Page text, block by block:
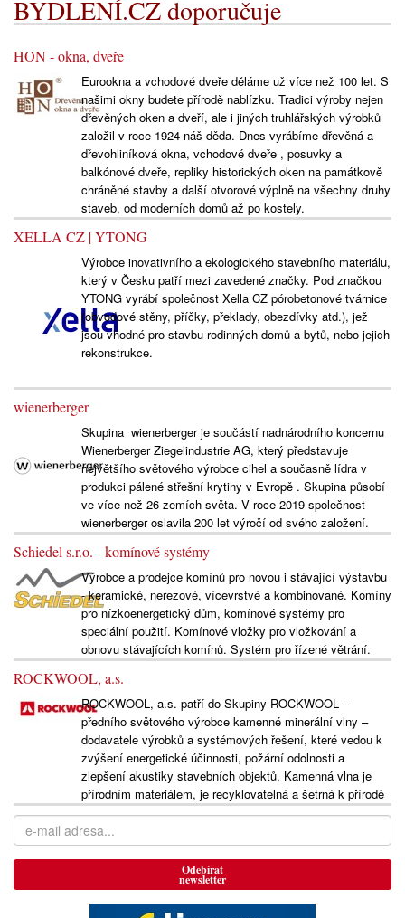
BYDLENÍ.CZ doporučuje
HON - okna, dveře
Eurookna a vchodové dveře děláme už více než 100 let. S
našimi okny budete přírodě nablízku. Tradici výroby nejen
dřevěných oken a dveří, ale i jiných truhlářských výrobků
založil v roce 1924 náš děda. Dnes vyrábíme dřevěná a
dřevohliníková okna, vchodové dveře , posuvky a
balkónové dveře, repliky historických oken na památkově
chráněné stavby a další otvorové výplně na všechny druhy
staveb, od moderních domů až po kostely.
XELLA CZ | YTONG
Výrobce inovativního a ekologického stavebního materiálu,
který v Česku patří mezi zavedené značky. Pod značkou
YTONG vyrábí společnost Xella CZ pórobetonové tvárnice
(obvodové stěny, příčky, překlady, obezdívky atd.), jež
jsou vhodné pro stavbu rodinných domů a bytů, nebo jejich
rekonstrukce.
wienerberger
Skupina wienerberger je součástí nadnárodního koncernu
Wienerberger Ziegelindustrie AG, který představuje
největšího světového výrobce cihel a současně lídra v
produkci pálené střešní krytiny v Evropě . Skupina působí
ve více než 26 zemích světa. V roce 2019 společnost
wienerberger oslavila 200 let výročí od svého založení.
Schiedel s.r.o. - komínové systémy
Výrobce a prodejce komínů pro novou i stávající výstavbu
- keramické, nerezové, vícevrstvé a kombinované. Komíny
pro nízkoenergetický dům, komínové systémy pro
speciální použití. Komínové vložky pro vložkování a
obnovu stávajících komínů. Systém pro řízené větrání.
ROCKWOOL, a.s.
ROCKWOOL, a.s. patří do Skupiny ROCKWOOL –
předního světového výrobce kamenné minerální vlny –
dodavatele výrobků a systémových řešení, které vedou k
zvýšení energetické účinnosti, požární odolnosti a
zlepšení akustiky stavebních objektů. Kamenná vlna je
přírodním materiálem, je recyklovatelná a šetrná k přírodě
Odebírat
newsletter